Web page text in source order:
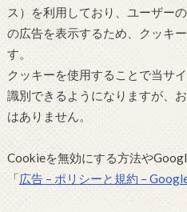
ス）を利用しており、ユーザー
の広告を表示するため、クッキ
す。
クッキーを使用することで当サ
識別できるようになりますが、
はありません。
Cookieを無効にする方法や
「広告 – ポリシーと規約 –